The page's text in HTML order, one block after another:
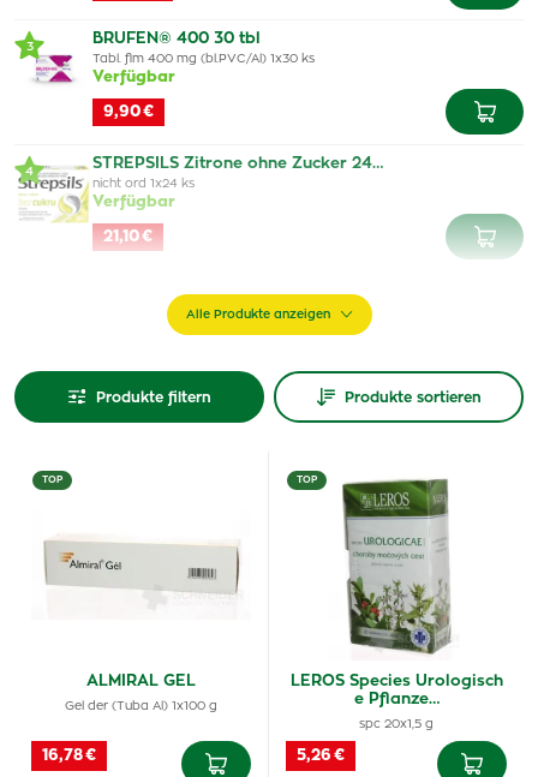
3 BRUFEN® 400 30 tbl
Tabl. flm 400 mg (bl.PVC/Al) 1x30 ks
Verfügbar
9,90 €
4 STREPSILS Zitrone ohne Zucker 24…
nicht ord 1x24 ks
Verfügbar
21,10 €
Alle Produkte anzeigen
Produkte filtern Produkte sortieren
TOP
ALMIRAL GEL
Gel der (Tuba Al) 1x100 g
16,78 €
TOP
LEROS Species Urologisch
e Pflanze…
spc 20x1,5 g
5,26 €